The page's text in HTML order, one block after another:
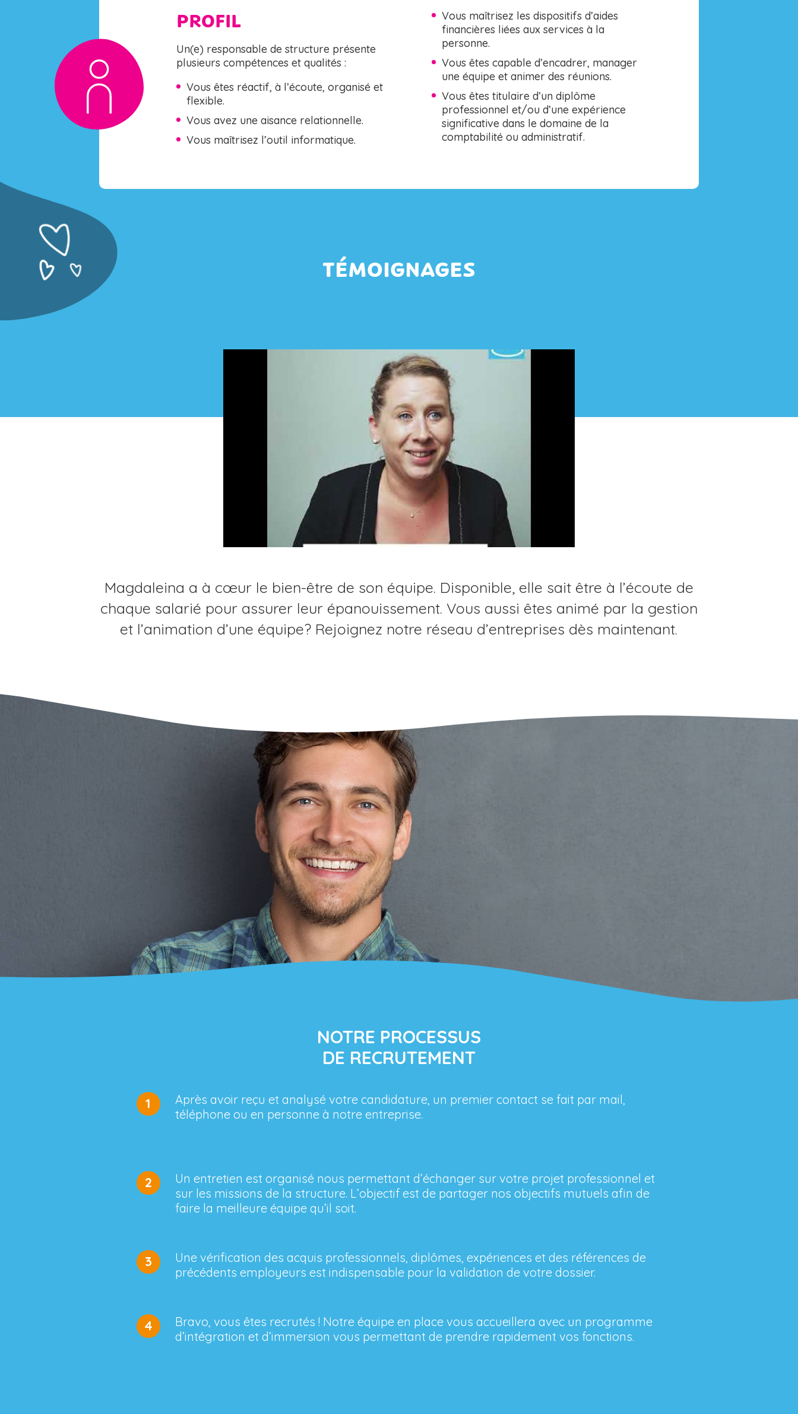
PROFIL
Un(e) responsable de structure présente
plusieurs compétences et qualités :
Vous êtes réactif, à l’écoute, organisé et
flexible.
Vous avez une aisance relationnelle.
Vous maîtrisez l’outil informatique.
Vous maîtrisez les dispositifs d’aides
financières liées aux services à la
personne.
Vous êtes capable d’encadrer, manager
une équipe et animer des réunions.
Vous êtes titulaire d’un diplôme
professionnel et/ou d’une expérience
significative dans le domaine de la
comptabilité ou administratif.
TÉMOIGNAGES
Magdaleina a à cœur le bien-être de son équipe. Disponible, elle sait être à l’écoute de
chaque salarié pour assurer leur épanouissement. Vous aussi êtes animé par la gestion
et l’animation d’une équipe? Rejoignez notre réseau d’entreprises dès maintenant.
NOTRE PROCESSUS
DE RECRUTEMENT
1
Après avoir reçu et analysé votre candidature, un premier contact se fait par mail,
téléphone ou en personne à notre entreprise.
2
Un entretien est organisé nous permettant d’échanger sur votre projet professionnel et
sur les missions de la structure. L’objectif est de partager nos objectifs mutuels afin de
faire la meilleure équipe qu’il soit.
3
Une vérification des acquis professionnels, diplômes, expériences et des références de
précédents employeurs est indispensable pour la validation de votre dossier.
4
Bravo, vous êtes recrutés ! Notre équipe en place vous accueillera avec un programme
d’intégration et d’immersion vous permettant de prendre rapidement vos fonctions.